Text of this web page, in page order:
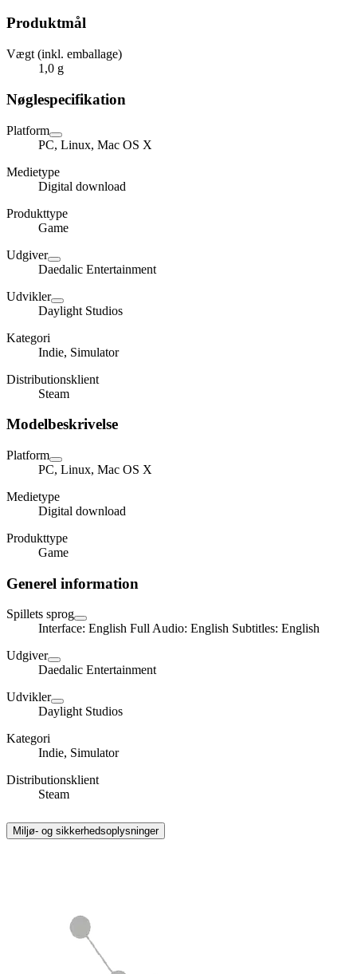
Produktmål
Vægt (inkl. emballage)
1,0 g
Nøglespecifikation
Platform
PC, Linux, Mac OS X
Medietype
Digital download
Produkttype
Game
Udgiver
Daedalic Entertainment
Udvikler
Daylight Studios
Kategori
Indie, Simulator
Distributionsklient
Steam
Modelbeskrivelse
Platform
PC, Linux, Mac OS X
Medietype
Digital download
Produkttype
Game
Generel information
Spillets sprog
Interface: English Full Audio: English Subtitles: English
Udgiver
Daedalic Entertainment
Udvikler
Daylight Studios
Kategori
Indie, Simulator
Distributionsklient
Steam
Miljø- og sikkerhedsoplysninger